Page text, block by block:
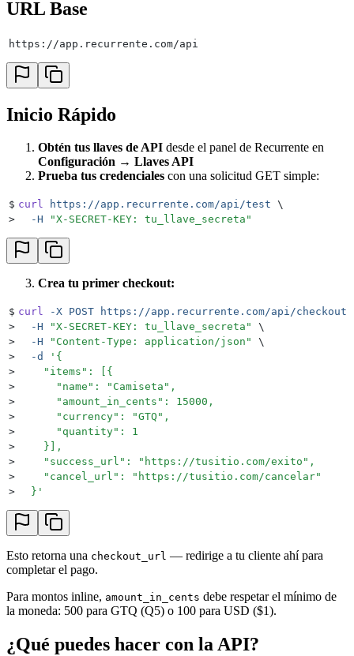
URL Base
https://app.recurrente.com/api
Inicio Rápido
Obtén tus llaves de API desde el panel de Recurrente en
Configuración → Llaves API
Prueba tus credenciales con una solicitud GET simple:
$ curl https://app.recurrente.com/api/test \
>
  -H
"X-SECRET-KEY: tu_llave_secreta "
Crea tu primer checkout:
$ curl -X POST https://app.recurrente.com/api/checkouts
>
  -H
"X-SECRET-KEY: tu_llave_secreta "
\
>
  -H
" Content-Type: application/json "
\
>
  -d
' {
>
    "items": [{
>
      "name": "Camiseta",
>
      "amount_in_cents": 15000,
>
      "currency": "GTQ",
>
      "quantity": 1
>
    }],
>
    "success_url": "https://tusitio.com/exito",
>
    "cancel_url": "https://tusitio.com/cancelar"
>
  }
'
Esto retorna una checkout_url — redirige a tu cliente ahí para
completar el pago.
Para montos inline, amount_in_cents debe respetar el mínimo de
la moneda: 500 para GTQ (Q5) o 100 para USD ($1).
¿Qué puedes hacer con la API?